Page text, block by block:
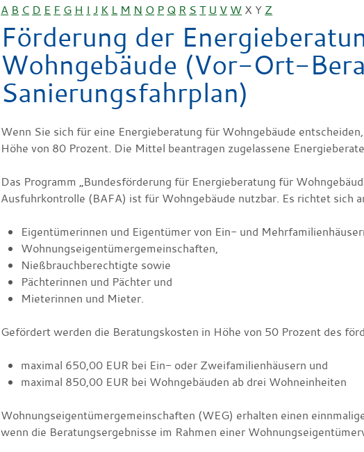
A B C D E F G H I J K L M N O P Q R S T U V W X Y Z
Förderung der
Wohngebäude (Vor-Ort-
Sanierungsfahrplan)
Wenn Sie sich für eine Energieberatung für Wohngebäude
Höhe von 80 Prozent. Die Mittel beantragen zugelassene
Das Programm „Bundesförderung für Energieberatung für
Ausfuhrkontrolle (BAFA) ist für Wohngebäude nutzbar. Es richtet sich
Eigentümerinnen und Eigentümer von Ein- und
Wohnungseigentümergemeinschaften,
Nießbrauchberechtigte sowie
Pächterinnen und Pächter und
Mieterinnen und Mieter.
Gefördert werden die Beratungskosten in Höhe von 50 Prozent des
maximal 650,00 EUR bei Ein- oder Zweifamilienhäusern und
maximal 850,00 EUR bei Wohngebäuden ab drei Wohneinheiten
Wohnungseigentümergemeinschaften (WEG) erhalten einen
wenn die Beratungsergebnisse im Rahmen einer